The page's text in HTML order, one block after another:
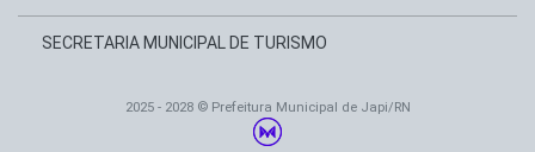
SECRETARIA MUNICIPAL DE TURISMO
2025 - 2028 © Prefeitura Municipal de Japi/RN